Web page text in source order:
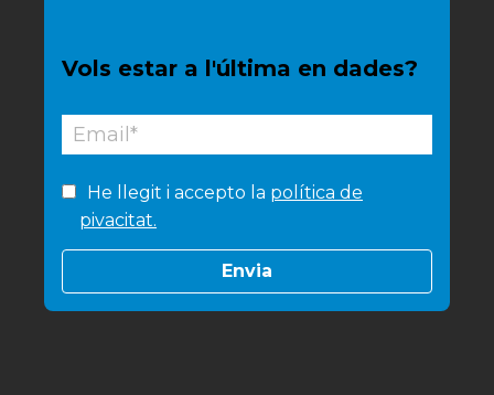
Vols estar a l'última en dades?
He llegit i accepto la política de
pivacitat.